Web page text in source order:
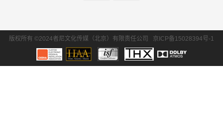
版权所有 ©2024者尼文化传媒（北京）有限责任公司 京ICP备15028394号-1